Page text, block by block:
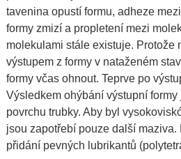
tavenina opustí formu, adheze
formy zmizí a propletení mezi
molekulami stále existuje. Protože
výstupem z formy v nataženém
formy včas ohnout. Teprve po
Výsledkem ohýbání výstupní formy
povrchu trubky. Aby byl
jsou zapotřebí pouze další
přidání pevných lubrikantů